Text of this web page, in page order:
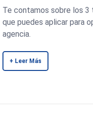
Te contamos sobre los 3
que puedes aplicar para
agencia.
+ Leer Más